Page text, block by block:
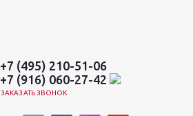
+7 (495) 210-51-06
+7 (916) 060-27-42
ЗАКАЗАТЬ ЗВОНОК